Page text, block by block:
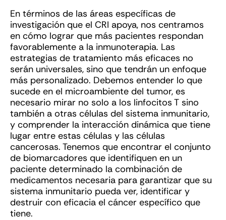
En términos de las áreas específicas de
investigación que el CRI apoya, nos centramos
en cómo lograr que más pacientes respondan
favorablemente a la inmunoterapia. Las
estrategias de tratamiento más eficaces no
serán universales, sino que tendrán un enfoque
más personalizado. Debemos entender lo que
sucede en el microambiente del tumor, es
necesario mirar no solo a los linfocitos T sino
también a otras células del sistema inmunitario,
y comprender la interacción dinámica que tiene
lugar entre estas células y las células
cancerosas. Tenemos que encontrar el conjunto
de biomarcadores que identifiquen en un
paciente determinado la combinación de
medicamentos necesaria para garantizar que su
sistema inmunitario pueda ver, identificar y
destruir con eficacia el cáncer específico que
tiene.